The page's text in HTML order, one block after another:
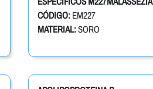
CÓDIGO: EM227
MATERIAL:SORO